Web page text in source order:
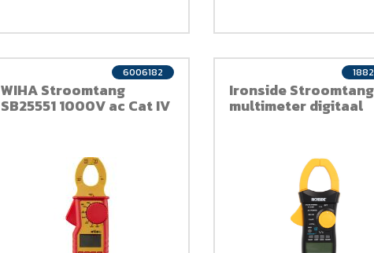
WIHA Stroomtang
SB25551 1000V ac Cat IV
6006182
Ironside Stroomtang
multimeter digitaal